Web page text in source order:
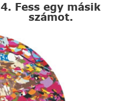
4. Fess egy másik
számot.